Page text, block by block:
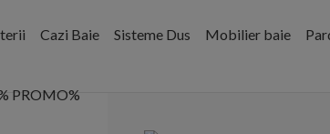
Cazi Baie Sisteme Dus Mobilier baie
PROMO%